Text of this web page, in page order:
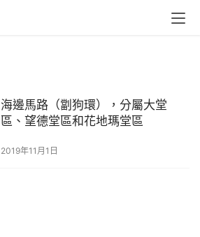
海邊馬路（劏狗環），分屬大堂
區、望德堂區和花地瑪堂區
2019年11月1日